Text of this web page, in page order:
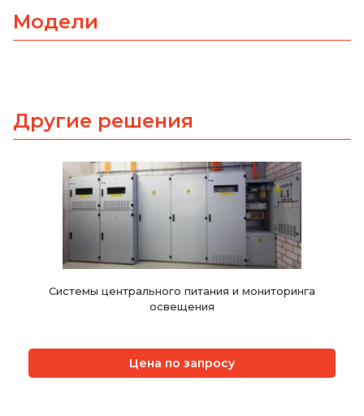
Модели
Другие решения
Системы центрального питания и мониторинга
освещения
Цена по запросу